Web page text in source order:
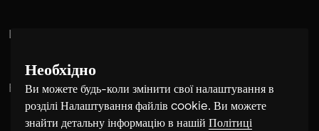
Необхідно
Ви можете будь-коли змінити свої налаштування в
розділі Налаштування файлів cookie. Ви можете
знайти детальну інформацію в нашій Політиці
La familia Villareal
Flora